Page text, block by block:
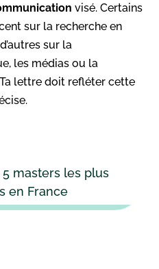
visé. Certains
sur la recherche en
sur la
les médias ou la
lettre doit refléter cette
masters les plus
en France